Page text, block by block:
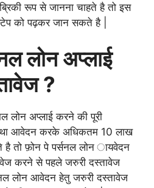
रूप से जानना चाहते है तो इस
को पढ़कर जान सकते है |
लोन अप्लाई
?
लोन अप्लाई करने की पूरी
आवेदन करके अधिकतम 10 लाख
है तो फ़ोन पे पर्सनल लोन ायवेदन
करने से पहले जरुरी दस्तावेज
लोन आवेदन हेतु जरुरी दस्तावेज